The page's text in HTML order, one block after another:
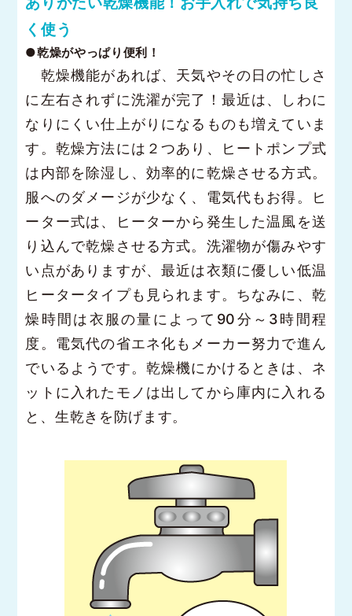
く使う
●乾燥がやっぱり便利！
乾燥機能があれば、天気やその日の忙しさ
に左右されずに洗濯が完了！最近は、しわに
なりにくい仕上がりになるものも増えていま
す。乾燥方法には２つあり、ヒートポンプ式
は内部を除湿し、効率的に乾燥させる方式。
服へのダメージが少なく、電気代もお得。ヒ
ーター式は、ヒーターから発生した温風を送
り込んで乾燥させる方式。洗濯物が傷みやす
い点がありますが、最近は衣類に優しい低温
ヒータータイプも見られます。ちなみに、乾
燥時間は衣服の量によって90分～3時間程
度。電気代の省エネ化もメーカー努力で進ん
でいるようです。乾燥機にかけるときは、ネ
ットに入れたモノは出してから庫内に入れる
と、生乾きを防げます。